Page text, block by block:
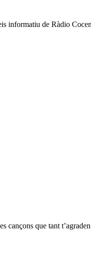
informatiu de Ràdio
que tant